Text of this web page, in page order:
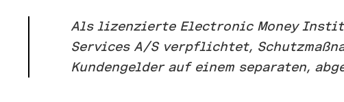
Als lizenzierte Electronic Money
Services A/S verpflichtet,
Kundengelder auf einem separaten,